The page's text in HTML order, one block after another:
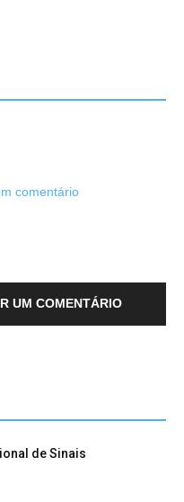
comentário
UM COMENTÁRIO
de Sinais